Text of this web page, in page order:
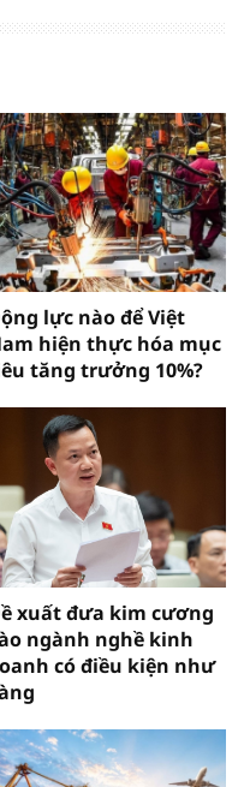
lực nào để Việt
hiện thực hóa mục
tăng trưởng 10%?
xuất đưa kim cương
ngành nghề kinh
có điều kiện như